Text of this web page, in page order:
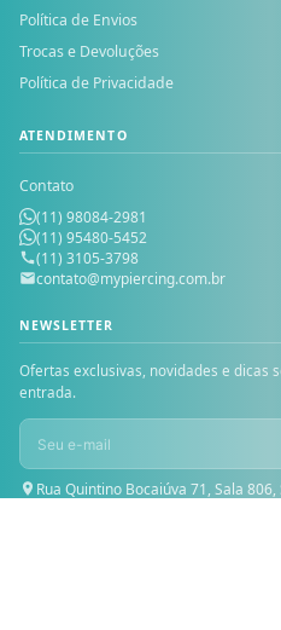
Política de Envios
Trocas e Devoluções
Política de Privacidade
ATENDIMENTO
Contato
(11) 98084-2981
(11) 95480-5452
(11) 3105-3798
contato@mypiercing.com.br
NEWSLETTER
Ofertas exclusivas, novidades e dicas
entrada.
Rua Quintino Bocaiúva 71, Sala 806,